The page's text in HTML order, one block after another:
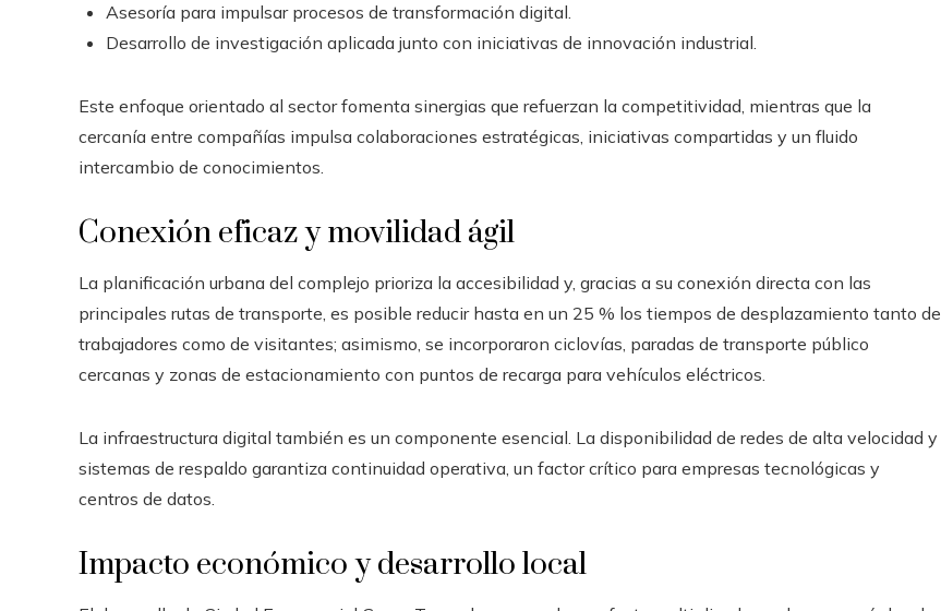
Asesoría para impulsar procesos de transformación digital.
Desarrollo de investigación aplicada junto con iniciativas de innovación industrial.
Este enfoque orientado al sector fomenta sinergias que refuerzan la competitividad, mientras que la
cercanía entre compañías impulsa colaboraciones estratégicas, iniciativas compartidas y un fluido
intercambio de conocimientos.
Conexión eficaz y movilidad ágil
La planificación urbana del complejo prioriza la accesibilidad y, gracias a su conexión directa con las
principales rutas de transporte, es posible reducir hasta en un 25 % los tiempos de desplazamiento tanto de
trabajadores como de visitantes; asimismo, se incorporaron ciclovías, paradas de transporte público
cercanas y zonas de estacionamiento con puntos de recarga para vehículos eléctricos.
La infraestructura digital también es un componente esencial. La disponibilidad de redes de alta velocidad y
sistemas de respaldo garantiza continuidad operativa, un factor crítico para empresas tecnológicas y
centros de datos.
Impacto económico y desarrollo local